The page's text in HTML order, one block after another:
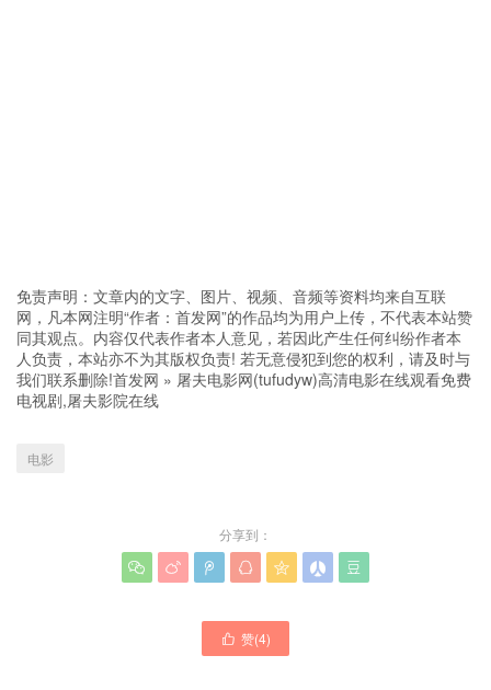
免责声明：文章内的文字、图片、视频、音频等资料均来自互联
网，凡本网注明“作者：首发网”的作品均为用户上传，不代表本站赞
同其观点。内容仅代表作者本人意见，若因此产生任何纠纷作者本
人负责，本站亦不为其版权负责! 若无意侵犯到您的权利，请及时与
我们联系删除!首发网 » 屠夫电影网(tufudyw)高清电影在线观看免费
电视剧,屠夫影院在线
电影
分享到：
      
 赞(4)